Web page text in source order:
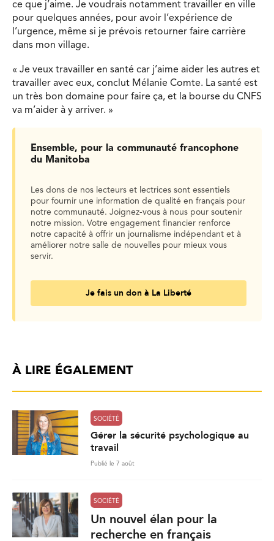
ce que j’aime. Je voudrais notamment travailler en ville
pour quelques années, pour avoir l’expérience de
l’urgence, même si je prévois retourner faire carrière
dans mon village.
« Je veux travailler en santé car j’aime aider les autres et
travailler avec eux, conclut Mélanie Comte. La santé est
un très bon domaine pour faire ça, et la bourse du CNFS
va m’aider à y arriver. »
Ensemble, pour la communauté francophone
du Manitoba
Les dons de nos lecteurs et lectrices sont essentiels
pour fournir une information de qualité en français pour
notre communauté. Joignez-vous à nous pour soutenir
notre mission. Votre engagement financier renforce
notre capacité à offrir un journalisme indépendant et à
améliorer notre salle de nouvelles pour mieux vous
servir.
Je fais un don à La Liberté
À LIRE ÉGALEMENT
SOCIÉTÉ
Gérer la sécurité psychologique au
travail
Publié le 7 août
SOCIÉTÉ
Un nouvel élan pour la
recherche en français